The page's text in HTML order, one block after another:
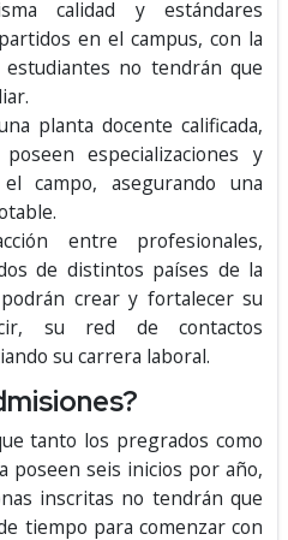
calidad y estándares
en el campus, con la
no tendrán que
planta docente calificada,
especializaciones y
campo, asegurando una
entre profesionales,
de distintos países de la
crear y fortalecer su
su red de contactos
su carrera laboral.
tanto los pregrados como
poseen seis inicios por año,
inscritas no tendrán que
tiempo para comenzar con